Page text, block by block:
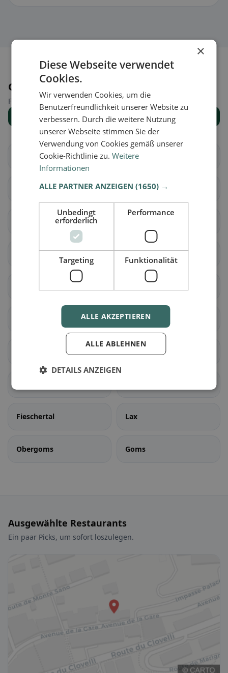
Orte in der Nähe
Finde den passenden Ort für deine Restaurantsuche.
Alle Orte anzeigen
Brig-Glis Eggerberg
Naters Ried-Brig
Zwischbergen Ardon
Val de Bagnes
Fieschertal Lax
Obergoms Goms
Ausgewählte Restaurants
Ein paar Picks, um sofort loszulegen.
×
Diese Webseite verwendet
Cookies.
Wir verwenden Cookies, um die
Benutzerfreundlichkeit unserer Website zu
verbessern. Durch die weitere Nutzung
unserer Webseite stimmen Sie der
Verwendung von Cookies gemäß unserer
Cookie-Richtlinie zu.Weitere
Informationen
ALLE PARTNER ANZEIGEN(1650) →
Unbedingt
erforderlich
Performance
Targeting Funktionalität
ALLE AKZEPTIEREN
ALLE ABLEHNEN
DETAILS ANZEIGEN